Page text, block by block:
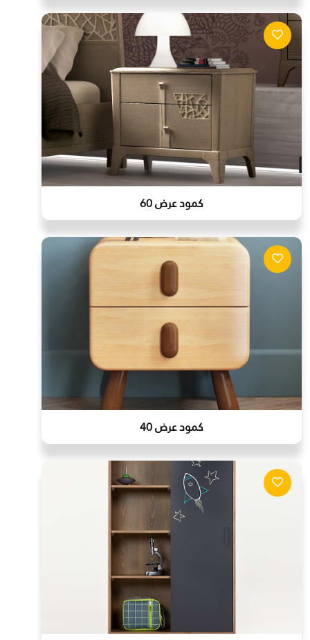
كمود عرض 60
كمود عرض 40